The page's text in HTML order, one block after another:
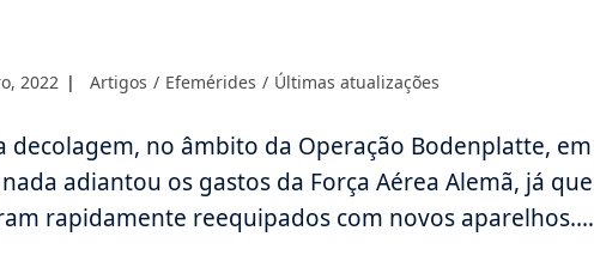
2022
Categoria
Artigos / Efemérides / Últimas atualizações
decolagem, no âmbito da Operação Bodenplatte, em
adiantou os gastos da Força Aérea Alemã, já que
rapidamente reequipados com novos aparelhos.…